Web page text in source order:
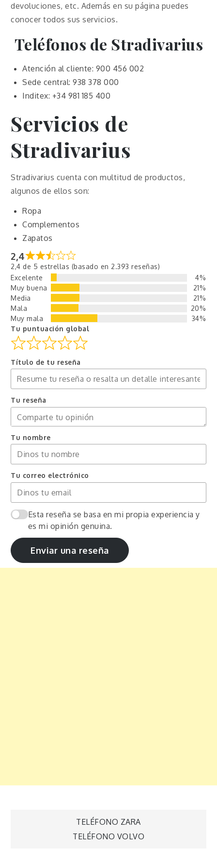
devoluciones, etc. Además en su página puedes
conocer todos sus servicios.
Teléfonos de Stradivarius
Atención al cliente: 900 456 002
Sede central: 938 378 000
Inditex: +34 981 185 400
Servicios de
Stradivarius
Stradivarius cuenta con multitud de productos,
algunos de ellos son:
Ropa
Complementos
Zapatos
2,4
2,4 de 5 estrellas (basado en 2.393 reseñas)
Excelente
4%
Muy buena
21%
Media
21%
Mala
20%
Muy mala
34%
Tu puntuación global
Título de tu reseña
Tu reseña
Tu nombre
Tu correo electrónico
Esta reseña se basa en mi propia experiencia y
es mi opinión genuina.
Enviar una reseña
Navegación
TELÉFONO ZARA
TELÉFONO VOLVO